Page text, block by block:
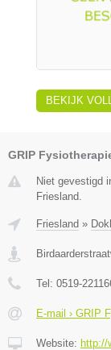
BEKIJK
GRIP
Niet gevestigd
Friesland.
Friesland »
Tel: 0519-
E-mail › GRIP
Website: http://